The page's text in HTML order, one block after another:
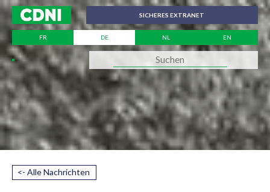
SICHERES EXTRANET
FR DE NL EN
<- Alle Nachrichten
Cookie-Einstellungen